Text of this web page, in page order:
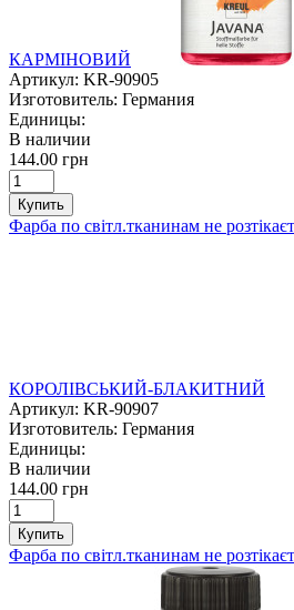
КАРМІНОВИЙ
Артикул: KR-90905
Изготовитель: Германия
Единицы:
В наличии
144.00 грн
Купить
Фарба по світл.тканинам не
КОРОЛІВСЬКИЙ-БЛАКИТНИЙ
Артикул: KR-90907
Изготовитель: Германия
Единицы:
В наличии
144.00 грн
Купить
Фарба по світл.тканинам не